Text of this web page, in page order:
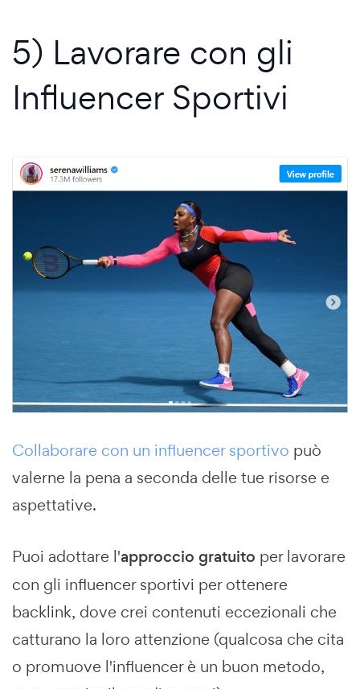
5) Lavorare con gli
Influencer Sportivi
Collaborare con un influencer sportivo può
valerne la pena a seconda delle tue risorse e
aspettative.
Puoi adottare l'approccio gratuito per lavorare
con gli influencer sportivi per ottenere
backlink, dove crei contenuti eccezionali che
catturano la loro attenzione (qualcosa che cita
o promuove l'influencer è un buon metodo,